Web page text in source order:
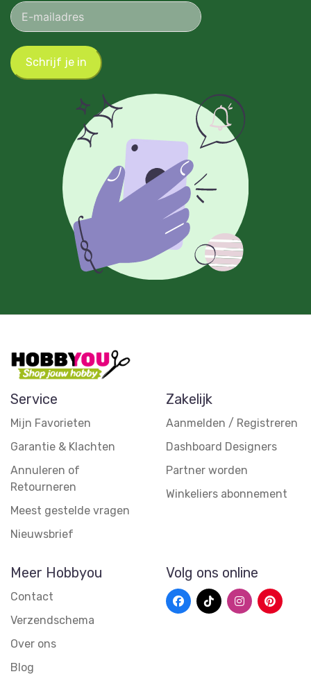
Schrijf je in
Service
Mijn Favorieten
Garantie & Klachten
Annuleren of
Retourneren
Meest gestelde vragen
Nieuwsbrief
Zakelijk
Aanmelden / Registreren
Dashboard Designers
Partner worden
Winkeliers abonnement
Meer Hobbyou
Contact
Verzendschema
Over ons
Blog
Volg ons online